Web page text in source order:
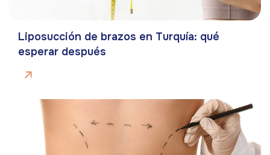
Liposucción de brazos en Turquía: qué
esperar después